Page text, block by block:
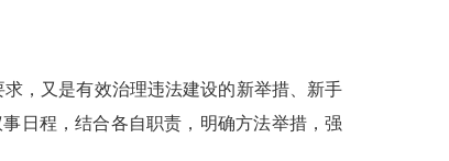
，又是有效治理违法建设的新举措、新手
日程，结合各自职责，明确方法举措，强